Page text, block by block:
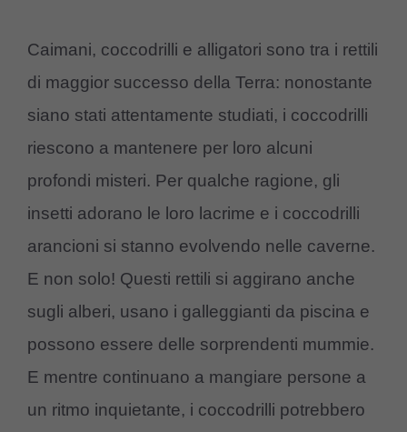
Caimani, coccodrilli e alligatori sono tra i rettili
di maggior successo della Terra: nonostante
siano stati attentamente studiati, i coccodrilli
riescono a mantenere per loro alcuni
profondi misteri. Per qualche ragione, gli
insetti adorano le loro lacrime e i coccodrilli
arancioni si stanno evolvendo nelle caverne.
E non solo! Questi rettili si aggirano anche
sugli alberi, usano i galleggianti da piscina e
possono essere delle sorprendenti mummie.
E mentre continuano a mangiare persone a
un ritmo inquietante, i coccodrilli potrebbero